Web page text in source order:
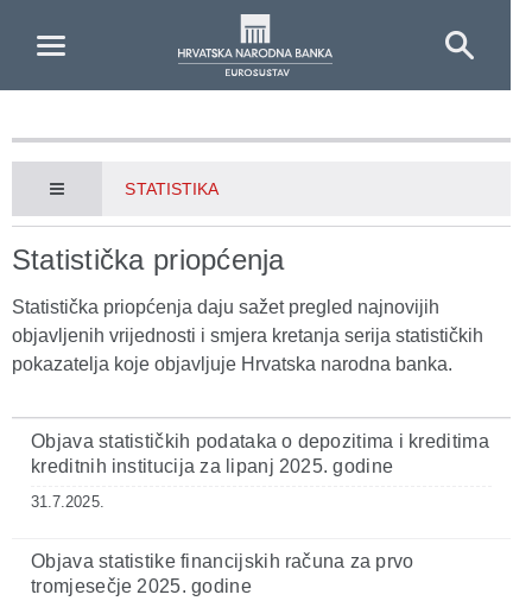
STATISTIKA
Statistička priopćenja
Statistička priopćenja daju sažet pregled najnovijih
objavljenih vrijednosti i smjera kretanja serija statističkih
pokazatelja koje objavljuje Hrvatska narodna banka.
Objava statističkih podataka o depozitima i kreditima
kreditnih institucija za lipanj 2025. godine
31.7.2025.
Objava statistike financijskih računa za prvo
tromjesečje 2025. godine